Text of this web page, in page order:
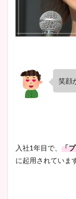
笑顔
入社1年目で、 「
に起用されていま